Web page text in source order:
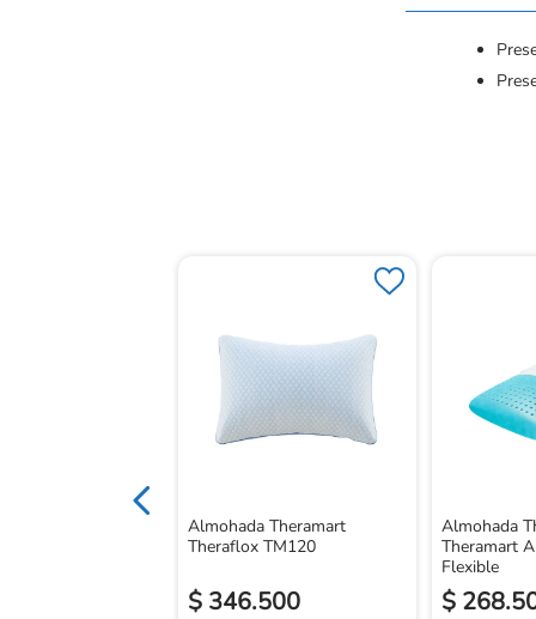
Almohada Theramart
Theraflox TM120
$ 346.500
Almohada
Theramart
Flexible
$ 268.